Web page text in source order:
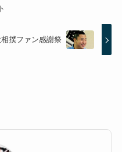
撲ファン感謝祭